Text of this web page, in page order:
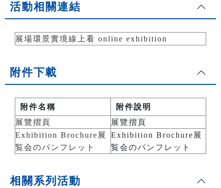
活動相關連結
展場環景實境線上看 online exhibition
附件下載
附件名稱
附件說明
展覽摺頁
展覽摺頁
Exhibition Brochure展
覧会のパンフレット
Exhibition Brochure展
覧会のパンフレット
相關系列活動